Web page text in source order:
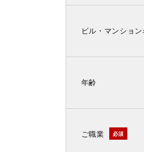
ビル・マンショ
年齢
ご職業 必須